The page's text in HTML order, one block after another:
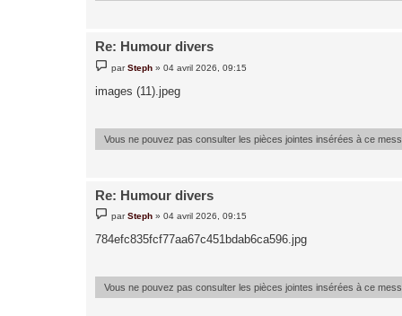
Re: Humour divers
e
s
e
parSteph »04 avril 2026, 09:15
images (11).jpeg
Vous ne pouvez pas consulter les pièces jointes insérées à ce
Re: Humour divers
e
s
s
e
parSteph »04 avril 2026, 09:15
784efc835fcf77aa67c451bdab6ca596.jpg
Vous ne pouvez pas consulter les pièces jointes insérées à ce